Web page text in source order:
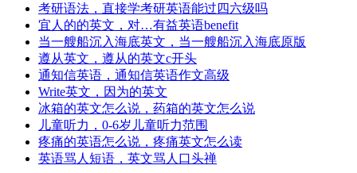
考研语法，直接学考研英语能过四六级吗
宜人的的英文，对…有益英语benefit
当一艘船沉入海底英文，当一艘船沉入海底原版
遵从英文，遵从的英文c开头
通知信英语，通知信英语作文高级
Write英文，因为的英文
冰箱的英文怎么说，药箱的英文怎么说
儿童听力，0-6岁儿童听力范围
疼痛的英语怎么说，疼痛英文怎么读
英语骂人短语，英文骂人口头禅